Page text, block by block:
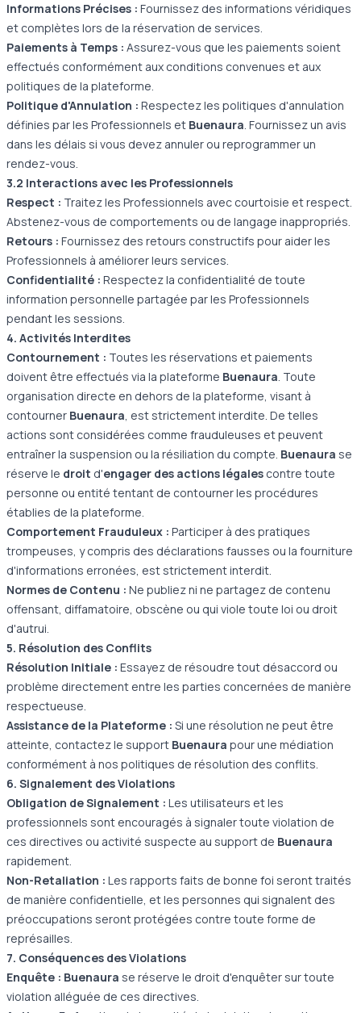
Informations Précises : Fournissez des informations véridiques
et complètes lors de la réservation de services.
Paiements à Temps : Assurez-vous que les paiements soient
effectués conformément aux conditions convenues et aux
politiques de la plateforme.
Politique d'Annulation : Respectez les politiques d'annulation
définies par les Professionnels et Buenaura. Fournissez un avis
dans les délais si vous devez annuler ou reprogrammer un
rendez-vous.
3.2 Interactions avec les Professionnels
Respect : Traitez les Professionnels avec courtoisie et respect.
Abstenez-vous de comportements ou de langage inappropriés.
Retours : Fournissez des retours constructifs pour aider les
Professionnels à améliorer leurs services.
Confidentialité : Respectez la confidentialité de toute
information personnelle partagée par les Professionnels
pendant les sessions.
4. Activités Interdites
Contournement : Toutes les réservations et paiements
doivent être effectués via la plateforme Buenaura. Toute
organisation directe en dehors de la plateforme, visant à
contourner Buenaura, est strictement interdite. De telles
actions sont considérées comme frauduleuses et peuvent
entraîner la suspension ou la résiliation du compte. Buenaura se
réserve le droit d'engager des actions légales contre toute
personne ou entité tentant de contourner les procédures
établies de la plateforme.
Comportement Frauduleux : Participer à des pratiques
trompeuses, y compris des déclarations fausses ou la fourniture
d'informations erronées, est strictement interdit.
Normes de Contenu : Ne publiez ni ne partagez de contenu
offensant, diffamatoire, obscène ou qui viole toute loi ou droit
d'autrui.
5. Résolution des Conflits
Résolution Initiale : Essayez de résoudre tout désaccord ou
problème directement entre les parties concernées de manière
respectueuse.
Assistance de la Plateforme : Si une résolution ne peut être
atteinte, contactez le support Buenaura pour une médiation
conformément à nos politiques de résolution des conflits.
6. Signalement des Violations
Obligation de Signalement : Les utilisateurs et les
professionnels sont encouragés à signaler toute violation de
ces directives ou activité suspecte au support de Buenaura
rapidement.
Non-Retaliation : Les rapports faits de bonne foi seront traités
de manière confidentielle, et les personnes qui signalent des
préoccupations seront protégées contre toute forme de
représailles.
7. Conséquences des Violations
Enquête : Buenaura se réserve le droit d'enquêter sur toute
violation alléguée de ces directives.